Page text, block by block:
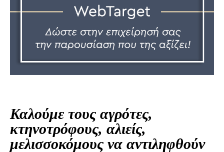
Καλούμε τους αγρότες,
κτηνοτρόφους, αλιείς,
μελισσοκόμους να αντιληφθούν